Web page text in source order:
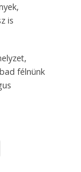
is
félnünk